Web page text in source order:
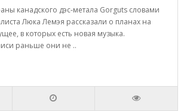
канадского дэс-метала Gorguts словами
Люка Лемэя рассказали о планах на
в которых есть новая музыка.
раньше они не ..